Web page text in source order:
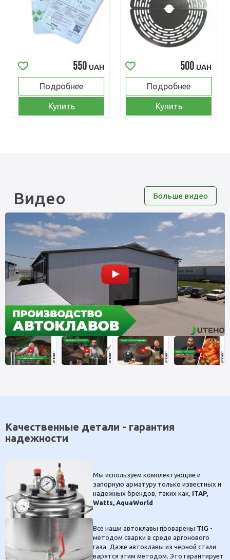
550 UAH
Подробнее
Купить
500 UAH
Подробнее
Купить
Видео Больше видео
Качественные детали - гарантия
надежности
Мы используем комплектующие и
запорную арматуру только известных и
надежных брендов, таких как, ITAP,
Watts, AquaWorld
Все наши автоклавы проварены TIG -
методом сварки в среде аргонового
газа. Даже автоклавы из черной стали
варятся этим методом. Это гарантирует